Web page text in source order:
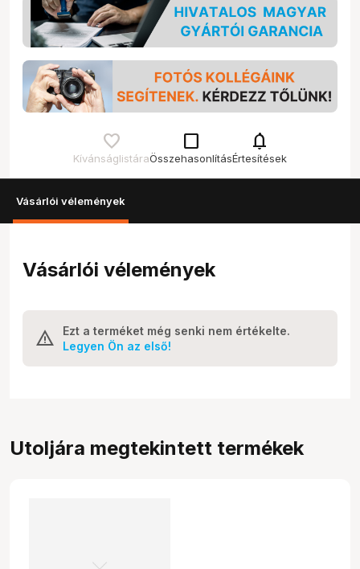
Kívánságlistára
check_box_outline_blank
Összehasonlítás
notifications
Értesítések
Vásárlói vélemények
Vásárlói vélemények
Ezt a terméket még senki nem értékelte.
Legyen Ön az első!
Utoljára megtekintett termékek